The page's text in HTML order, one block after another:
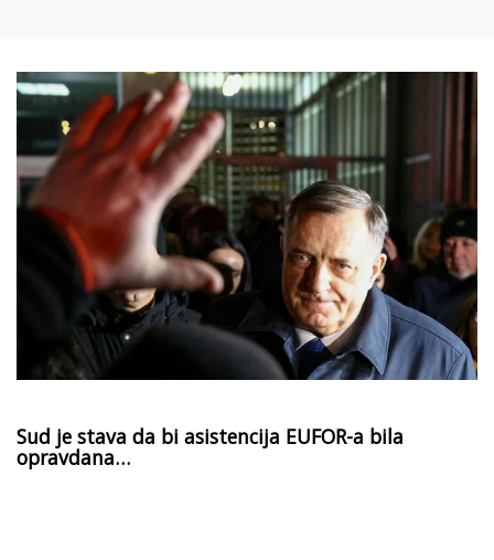
Sud je stava da bi asistencija EUFOR-a bila
opravdana…